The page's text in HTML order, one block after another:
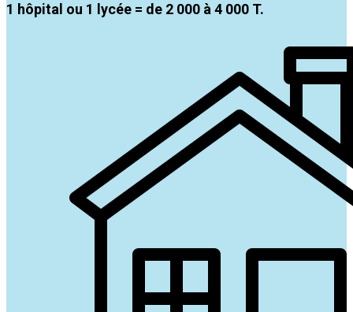
1 hôpital ou 1 lycée = de 2 000 à 4 000 T.